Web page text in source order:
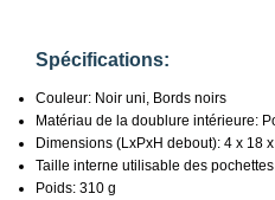
Spécifications:
Couleur: Noir uni, Bords noirs
Matériau de la doublure intérieure:
Dimensions (LxPxH debout): 4 x 18
Taille interne utilisable des
Poids: 310 g